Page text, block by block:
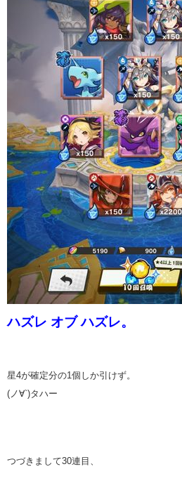
ハズレ オブ ハズレ。
星4が確定分の1個しか引けず。
(ノ∀`)タハー
つづきまして30連目、